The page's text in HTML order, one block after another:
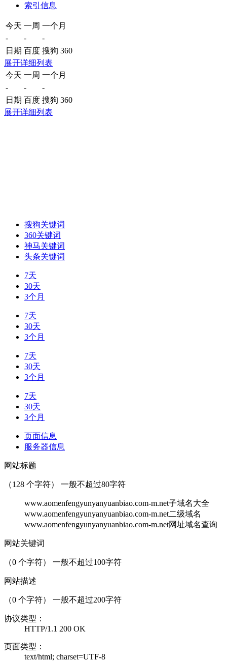
索引信息
今天 一周 一个月
-
-
-
日期 百度 搜狗 360
展开详细列表
今天 一周 一个月
-
-
-
日期 百度 搜狗 360
展开详细列表
搜狗关键词
360关键词
神马关键词
头条关键词
7天
30天
3个月
7天
30天
3个月
7天
30天
3个月
7天
30天
3个月
页面信息
服务器信息
网站标题
（128 个字符） 一般不超过80字符
www.aomenfengyunyanyuanbiao.com-m.net子域名大全
www.aomenfengyunyanyuanbiao.com-m.net二级域名
www.aomenfengyunyanyuanbiao.com-m.net网址域名查询
网站关键词
（0 个字符） 一般不超过100字符
网站描述
（0 个字符） 一般不超过200字符
协议类型：
HTTP/1.1 200 OK
页面类型：
text/html; charset=UTF-8